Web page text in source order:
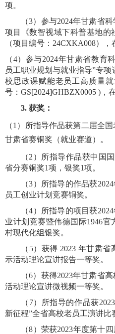
项。
（3）参与2024年甘肃省科
项目《数智视域下科普基地的
（项目编号： 24CXKA008），
（4）参与2024年甘肃省教育
员工职业规划与就业指导”专项
校思政课赋能老员工高质量
号： GS[2024]GHBZX0005 ) ，
3. 获奖：
（1 ） 所指导作品获第二届全
甘肃省赛铜奖（就业赛道）。
（2 ）所指导作品获中国
省分赛铜奖1项，银奖1项。
（3）所指导的作品获2024
员工创业计划竞赛铜奖。
（4）所指导的项目获2024
业计划竞赛暨伟德国际1946
村现代化组银奖。
（ 5）获得 2023 年甘肃省
示活动理论宣讲报告一等奖。
（6）获得2023年甘肃省
活动理论宣讲微视频一等奖。
（ 7）所指导的作品获2023
新征程”全省高校老员工演讲比
（8）荣获2023年度第十四